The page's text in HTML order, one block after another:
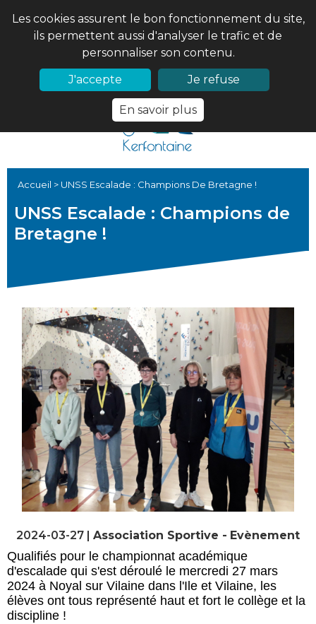
Les cookies assurent le bon fonctionnement du site,
ils permettent aussi d'analyser le trafic et de
personnaliser son contenu.
J'accepte
Je refuse
En savoir plus
02 97 56 61 18
Accueil > UNSS Escalade : Champions De Bretagne !
UNSS Escalade : Champions de
Bretagne !
2024-03-27 | Association Sportive Evènement
Qualifiés pour le championnat académique
d'escalade qui s'est déroulé le mercredi 27 mars
2024 à Noyal sur Vilaine dans l'Ile et Vilaine, les
élèves ont tous représenté haut et fort le collège et la
discipline !